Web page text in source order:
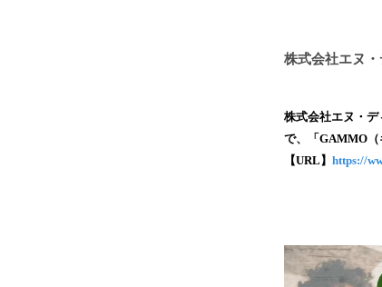
株式会社エヌ
株式会社エヌ・
で、「GAMMO（
【URL】 https://